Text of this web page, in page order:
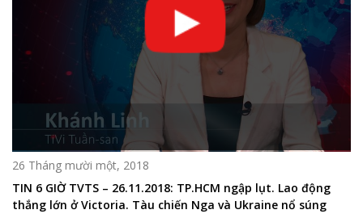
26 Tháng mười một, 2018
TIN 6 GIỜ TVTS – 26.11.2018: TP.HCM ngập lụt. Lao động
thắng lớn ở Victoria. Tàu chiến Nga và Ukraine nổ súng